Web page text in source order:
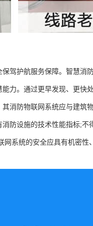
驾护航服务保障。智慧消
力。通过更早发现、更快
消防物联网系统应与建筑
防设施的技术性能指标;
系统的安全应具有机密